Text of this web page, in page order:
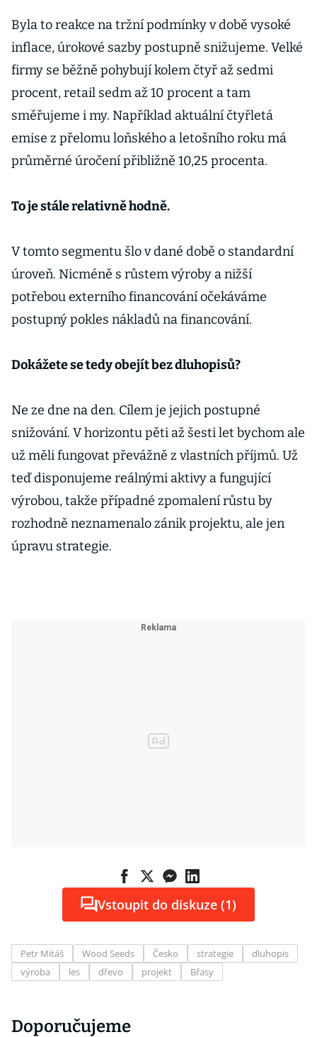
Byla to reakce na tržní podmínky v době vysoké
inflace, úrokové sazby postupně snižujeme. Velké
firmy se běžně pohybují kolem čtyř až sedmi
procent, retail sedm až 10 procent a tam
směřujeme i my. Například aktuální čtyřletá
emise z přelomu loňského a letošního roku má
průměrné úročení přibližně 10,25 procenta.
To je stále relativně hodně.
V tomto segmentu šlo v dané době o standardní
úroveň. Nicméně s růstem výroby a nižší
potřebou externího financování očekáváme
postupný pokles nákladů na financování.
Dokážete se tedy obejít bez dluhopisů?
Ne ze dne na den. Cílem je jejich postupné
snižování. V horizontu pěti až šesti let bychom ale
už měli fungovat převážně z vlastních příjmů. Už
teď disponujeme reálnými aktivy a fungující
výrobou, takže případné zpomalení růstu by
rozhodně neznamenalo zánik projektu, ale jen
úpravu strategie.
Vstoupit do diskuze (1)
Petr Mitáš Wood Seeds Česko strategie
dluhopis
výroba
les dřevo projekt Břasy
Doporučujeme